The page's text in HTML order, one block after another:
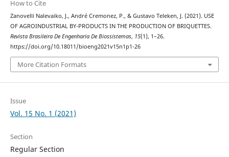
How to Cite
Zanovelli Nalevaiko, J., André Cremonez, P., & Gustavo Teleken, J. (2021). USE
OF AGROINDUSTRIAL BY-PRODUCTS IN THE PRODUCTION OF BRIQUETTES.
Revista Brasileira De Engenharia De Biossistemas, 15(1), 1–26.
https://doi.org/10.18011/bioeng2021v15n1p1-26
More Citation Formats
Issue
Vol. 15 No. 1 (2021)
Section
Regular Section